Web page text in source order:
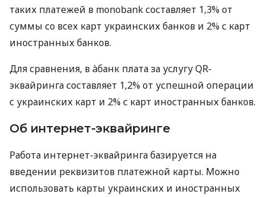
таких платежей в monobank составляет 1,3% от
суммы со всех карт украинских банков и 2% с карт
иностранных банков.
Для сравнения, в àбанк плата за услугу QR-
эквайринга составляет 1,2% от успешной операции
с украинских карт и 2% с карт иностранных банков.
Об интернет-эквайринге
Работа интернет-эквайринга базируется на
введении реквизитов платежной карты. Можно
использовать карты украинских и иностранных